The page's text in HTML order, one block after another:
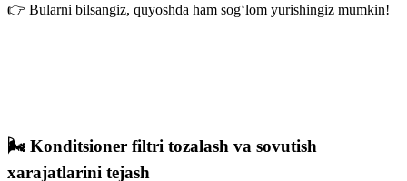
👉 Bularni bilsangiz, quyoshda ham sog‘lom yurishingiz mumkin!
🌬️ Konditsioner filtri tozalash va sovutish
xarajatlarini tejash